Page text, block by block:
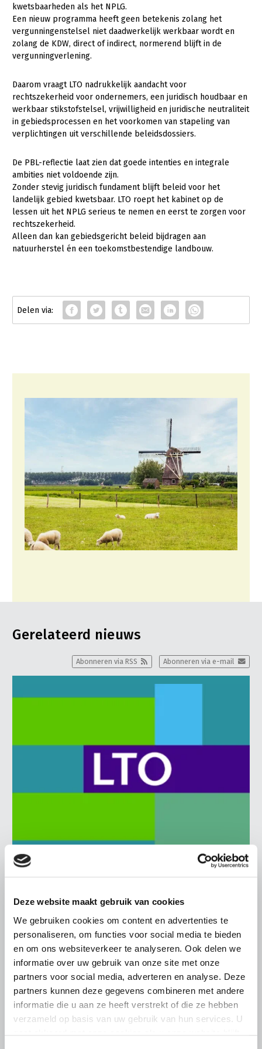
Deze website maakt gebruik van cookies
We gebruiken cookies om content en advertenties te
personaliseren, om functies voor social media te bieden
en om ons websiteverkeer te analyseren. Ook delen we
informatie over uw gebruik van onze site met onze
partners voor social media, adverteren en analyse. Deze
partners kunnen deze gegevens combineren met andere
informatie die u aan ze heeft verstrekt of die ze hebben
verzameld op basis van uw gebruik van hun services. U
kwetsbaarheden als het NPLG.
Een nieuw programma heeft geen betekenis zolang het
vergunningenstelsel niet daadwerkelijk werkbaar wordt en
zolang de KDW, direct of indirect, normerend blijft in de
vergunningverlening.
Daarom vraagt LTO nadrukkelijk aandacht voor
rechtszekerheid voor ondernemers, een juridisch houdbaar en
werkbaar stikstofstelsel, vrijwilligheid en juridische neutraliteit
in gebiedsprocessen en het voorkomen van stapeling van
verplichtingen uit verschillende beleidsdossiers.
De PBL-reflectie laat zien dat goede intenties en integrale
ambities niet voldoende zijn.
Zonder stevig juridisch fundament blijft beleid voor het
landelijk gebied kwetsbaar. LTO roept het kabinet op de
lessen uit het NPLG serieus te nemen en eerst te zorgen voor
rechtszekerheid.
Alleen dan kan gebiedsgericht beleid bijdragen aan
natuurherstel én een toekomstbestendige landbouw.
Gerelateerd nieuws
Abonneren via e-mail
Abonneren via RSS
BELANGRIJKE INFORMATIE
LTO sluit aan bij demonstratie tegen
dreigende onteigening
pluimveehouders
ZLTO, LLTB, LTO Noord en LTO Nederland roepen hun
leden op om op vrijdagochtend 14 augustus massaal naar
het voorplein van het provinciehuis in Den Bosch te
komen…
Lees meer